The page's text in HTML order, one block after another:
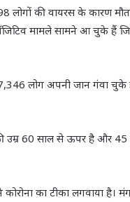
की वायरस के कारण मौत
मामले सामने आ चुके हैं
लोग अपनी जान गंवा चुके
उम्र 60 साल से ऊपर है और
का टीका लगवाया है।